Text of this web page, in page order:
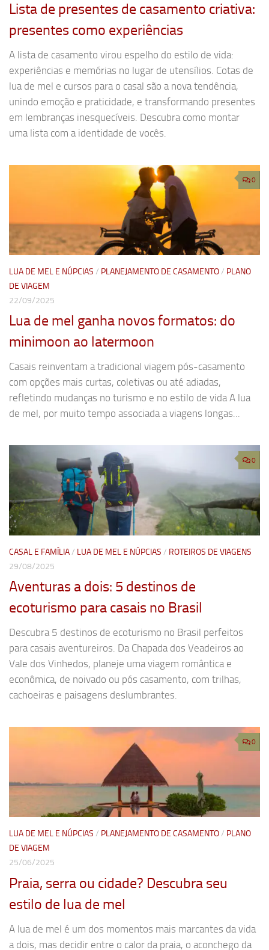
Lista de presentes de casamento criativa:
presentes como experiências
A lista de casamento virou espelho do estilo de vida:
experiências e memórias no lugar de utensílios. Cotas de
lua de mel e cursos para o casal são a nova tendência,
unindo emoção e praticidade, e transformando presentes
em lembranças inesquecíveis. Descubra como montar
uma lista com a identidade de vocês.
0
LUA DE MEL E NÚPCIAS / PLANEJAMENTO DE CASAMENTO/ PLANO
DE VIAGEM
22/09/2025
Lua de mel ganha novos formatos: do
minimoon ao latermoon
Casais reinventam a tradicional viagem pós-casamento
com opções mais curtas, coletivas ou até adiadas,
refletindo mudanças no turismo e no estilo de vida A lua
de mel, por muito tempo associada a viagens longas...
0
CASAL E FAMÍLIA/ LUA DE MEL E NÚPCIAS / ROTEIROS DE VIAGENS
29/08/2025
Aventuras a dois: 5 destinos de
ecoturismo para casais no Brasil
Descubra 5 destinos de ecoturismo no Brasil perfeitos
para casais aventureiros. Da Chapada dos Veadeiros ao
Vale dos Vinhedos, planeje uma viagem romântica e
econômica, de noivado ou pós casamento, com trilhas,
cachoeiras e paisagens deslumbrantes.
0
LUA DE MEL E NÚPCIAS / PLANEJAMENTO DE CASAMENTO/ PLANO
DE VIAGEM
25/06/2025
Praia, serra ou cidade? Descubra seu
estilo de lua de mel
A lua de mel é um dos momentos mais marcantes da vida
a dois, mas decidir entre o calor da praia, o aconchego da